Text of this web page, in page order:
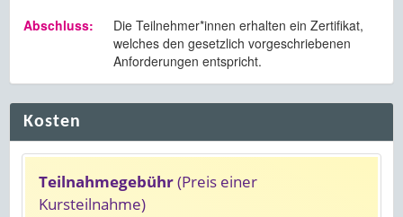
Abschluss:
Die Teilnehmer*innen erhalten ein Zertifikat,
welches den gesetzlich vorgeschriebenen
Anforderungen entspricht.
Kosten
Teilnahmegebühr(Preis einer
Kursteilnahme)